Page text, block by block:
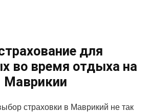
для
во время отдыха на
Маврикии
страховки в Маврикий не так